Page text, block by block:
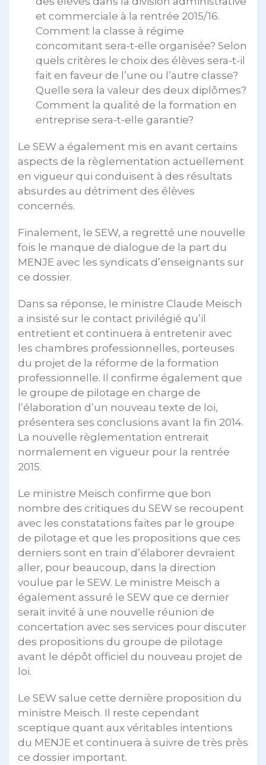
et commerciale à la rentrée 2015/16.
Comment la classe à régime
concomitant sera-t-elle organisée? Selon
quels critères le choix des élèves sera-t-il
fait en faveur de l’une ou l’autre classe?
Quelle sera la valeur des deux diplômes?
Comment la qualité de la formation en
entreprise sera-t-elle garantie?
Le SEW a également mis en avant certains
aspects de la règlementation actuellement
en vigueur qui conduisent à des résultats
absurdes au détriment des élèves
concernés.
Finalement, le SEW, a regretté une nouvelle
fois le manque de dialogue de la part du
MENJE avec les syndicats d’enseignants sur
ce dossier.
Dans sa réponse, le ministre Claude Meisch
a insisté sur le contact privilégié qu’il
entretient et continuera à entretenir avec
les chambres professionnelles, porteuses
du projet de la réforme de la formation
professionnelle. Il confirme également que
le groupe de pilotage en charge de
l’élaboration d’un nouveau texte de loi,
présentera ses conclusions avant la fin 2014.
La nouvelle règlementation entrerait
normalement en vigueur pour la rentrée
2015.
Le ministre Meisch confirme que bon
nombre des critiques du SEW se recoupent
avec les constatations faites par le groupe
de pilotage et que les propositions que ces
derniers sont en train d’élaborer devraient
aller, pour beaucoup, dans la direction
voulue par le SEW. Le ministre Meisch a
également assuré le SEW que ce dernier
serait invité à une nouvelle réunion de
concertation avec ses services pour discuter
des propositions du groupe de pilotage
avant le dépôt officiel du nouveau projet de
loi.
Le SEW salue cette dernière proposition du
ministre Meisch. Il reste cependant
sceptique quant aux véritables intentions
du MENJE et continuera à suivre de très près
ce dossier important.